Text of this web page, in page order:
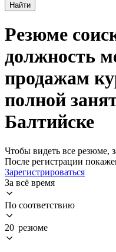
Найти
Резюме
должность
продажам
полной
Балтийске
Чтобы видеть все резюме,
После регистрации
Зарегистрироваться
За всё время
По соответствию
20 резюме